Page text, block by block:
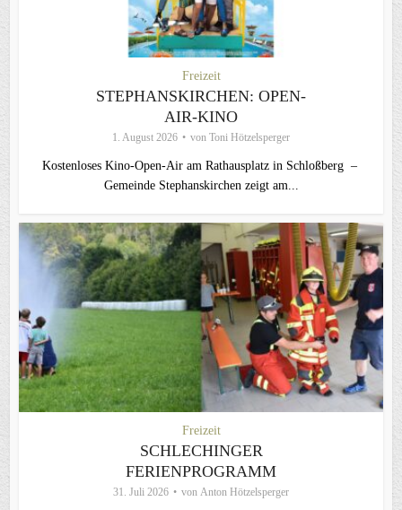
Freizeit
STEPHANSKIRCHEN: OPEN-
AIR-KINO
1. August 2026 von Toni Hötzelsperger
Kostenloses Kino-Open-Air am Rathausplatz in Schloßberg –
Gemeinde Stephanskirchen zeigt am...
Freizeit
SCHLECHINGER
FERIENPROGRAMM
31. Juli 2026 von Anton Hötzelsperger